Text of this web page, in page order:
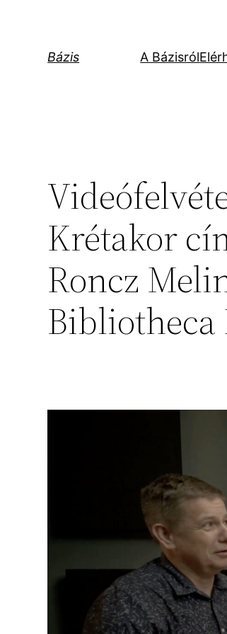
tartalomhoz
Bázis A Bázisról
Krétakor
Roncz
Bibliotheca